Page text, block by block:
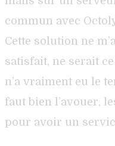
commun avec
Cette solution ne
satisfait, ne serait
n’a vraiment eu le
faut bien l’avouer,
pour avoir un